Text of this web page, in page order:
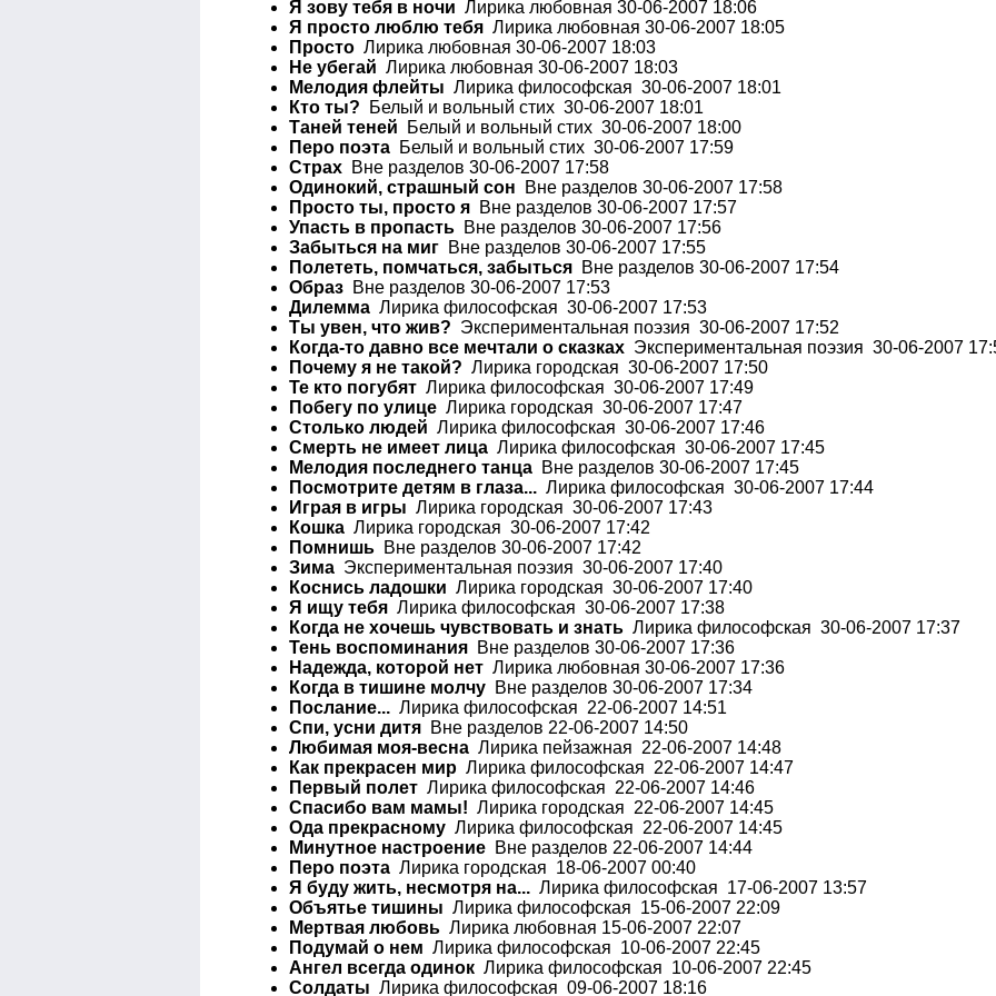
Я зову тебя в ночи Лирика любовная 30-06-2007 18:06
Я просто люблю тебя Лирика любовная 30-06-2007 18:05
Просто Лирика любовная 30-06-2007 18:03
Не убегай Лирика любовная 30-06-2007 18:03
Мелодия флейты Лирика философская 30-06-2007 18:01
Кто ты? Белый и вольный стих 30-06-2007 18:01
Таней теней Белый и вольный стих 30-06-2007 18:00
Перо поэта Белый и вольный стих 30-06-2007 17:59
Страх Вне разделов 30-06-2007 17:58
Одинокий, страшный сон Вне разделов 30-06-2007 17:58
Просто ты, просто я Вне разделов 30-06-2007 17:57
Упасть в пропасть Вне разделов 30-06-2007 17:56
Забыться на миг Вне разделов 30-06-2007 17:55
Полететь, помчаться, забыться Вне разделов 30-06-2007 17:54
Образ Вне разделов 30-06-2007 17:53
Дилемма Лирика философская 30-06-2007 17:53
Ты увен, что жив? Экспериментальная поэзия 30-06-2007 17:52
Когда-то давно все мечтали о сказках Экспериментальная поэзия 30-06-2007
Почему я не такой? Лирика городская 30-06-2007 17:50
Те кто погубят Лирика философская 30-06-2007 17:49
Побегу по улице Лирика городская 30-06-2007 17:47
Столько людей Лирика философская 30-06-2007 17:46
Смерть не имеет лица Лирика философская 30-06-2007 17:45
Мелодия последнего танца Вне разделов 30-06-2007 17:45
Посмотрите детям в глаза... Лирика философская 30-06-2007 17:44
Играя в игры Лирика городская 30-06-2007 17:43
Кошка Лирика городская 30-06-2007 17:42
Помнишь Вне разделов 30-06-2007 17:42
Зима Экспериментальная поэзия 30-06-2007 17:40
Коснись ладошки Лирика городская 30-06-2007 17:40
Я ищу тебя Лирика философская 30-06-2007 17:38
Когда не хочешь чувствовать и знать Лирика философская 30-06-2007 17:37
Тень воспоминания Вне разделов 30-06-2007 17:36
Надежда, которой нет Лирика любовная 30-06-2007 17:36
Когда в тишине молчу Вне разделов 30-06-2007 17:34
Послание... Лирика философская 22-06-2007 14:51
Спи, усни дитя Вне разделов 22-06-2007 14:50
Любимая моя-весна Лирика пейзажная 22-06-2007 14:48
Как прекрасен мир Лирика философская 22-06-2007 14:47
Первый полет Лирика философская 22-06-2007 14:46
Спасибо вам мамы! Лирика городская 22-06-2007 14:45
Ода прекрасному Лирика философская 22-06-2007 14:45
Минутное настроение Вне разделов 22-06-2007 14:44
Перо поэта Лирика городская 18-06-2007 00:40
Я буду жить, несмотря на... Лирика философская 17-06-2007 13:57
Объятье тишины Лирика философская 15-06-2007 22:09
Мертвая любовь Лирика любовная 15-06-2007 22:07
Подумай о нем Лирика философская 10-06-2007 22:45
Ангел всегда одинок Лирика философская 10-06-2007 22:45
Солдаты Лирика философская 09-06-2007 18:16